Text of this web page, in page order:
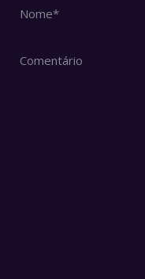
Comentário
Nome *